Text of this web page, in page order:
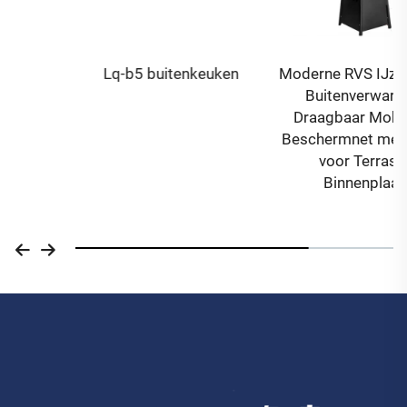
Lq-b5 buitenkeuken
Moderne RVS IJzeren Gas
Buitenverwarming
Draagbaar Mobiel Dik
Beschermnet met Wielen
voor Terras en
Binnenplaats